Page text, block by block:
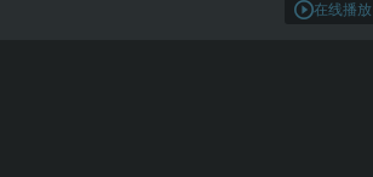
在线播放